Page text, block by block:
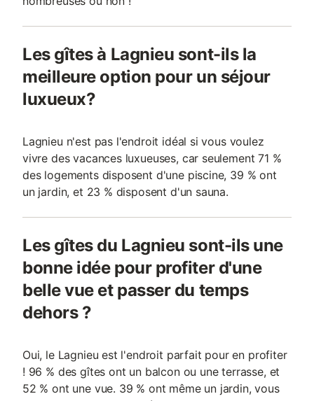
Les gîtes à Lagnieu sont-ils la
meilleure option pour un séjour
luxueux?
Lagnieu n'est pas l'endroit idéal si vous voulez
vivre des vacances luxueuses, car seulement 71 %
des logements disposent d'une piscine, 39 % ont
un jardin, et 23 % disposent d'un sauna.
Les gîtes du Lagnieu sont-ils une
bonne idée pour profiter d'une
belle vue et passer du temps
dehors ?
Oui, le Lagnieu est l'endroit parfait pour en profiter
! 96 % des gîtes ont un balcon ou une terrasse, et
52 % ont une vue. 39 % ont même un jardin, vous